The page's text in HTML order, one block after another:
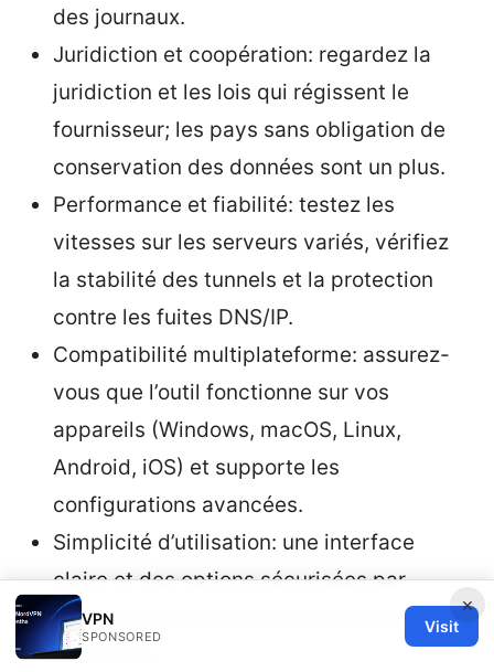
des journaux.
Juridiction et coopération: regardez la
juridiction et les lois qui régissent le
fournisseur; les pays sans obligation de
conservation des données sont un plus.
Performance et fiabilité: testez les
vitesses sur les serveurs variés, vérifiez
la stabilité des tunnels et la protection
contre les fuites DNS/IP.
Compatibilité multiplateforme: assurez-
vous que l’outil fonctionne sur vos
appareils (Windows, macOS, Linux,
Android, iOS) et supporte les
configurations avancées.
Simplicité d’utilisation: une interface
claire et des options sécurisées par
défaut facilitent l’adoption et réduisent
les erreurs.
×
VPN
SPONSORED
Visit